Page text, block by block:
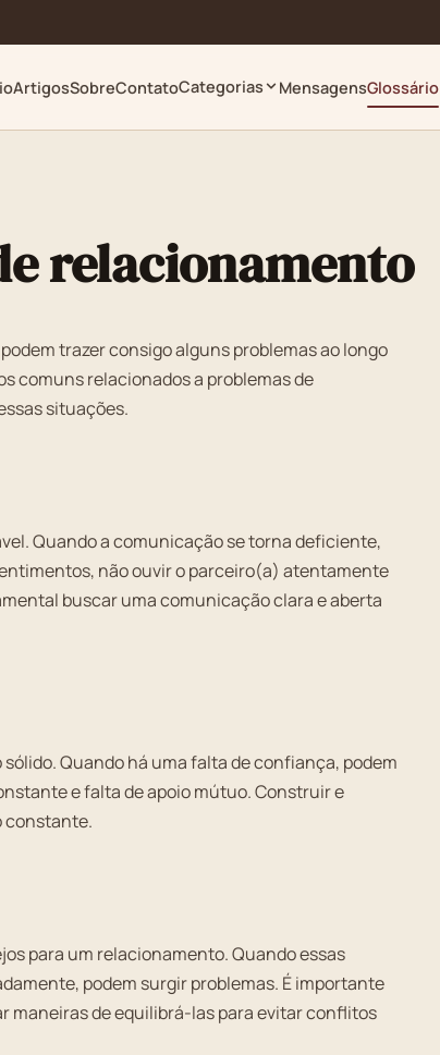
ArtigosSobreContatoCategorias MensagensGlossário
relacionamento
trazer consigo alguns problemas ao longo
comuns relacionados a problemas de
situações.
Quando a comunicação se torna deficiente,
não ouvir o parceiro(a) atentamente
buscar uma comunicação clara e aberta
Quando há uma falta de confiança, podem
e falta de apoio mútuo. Construir e
constante.
para um relacionamento. Quando essas
podem surgir problemas. É importante
maneiras de equilibrá-las para evitar conflitos